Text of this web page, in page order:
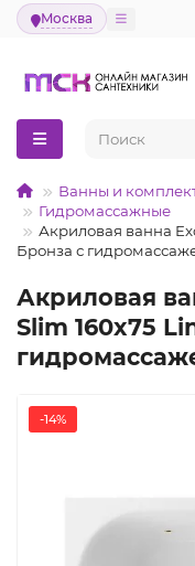
Москва
Ванны и
Гидромассажные
Акриловая ванна
Бронза с
Акриловая
Slim 160x75
-14%